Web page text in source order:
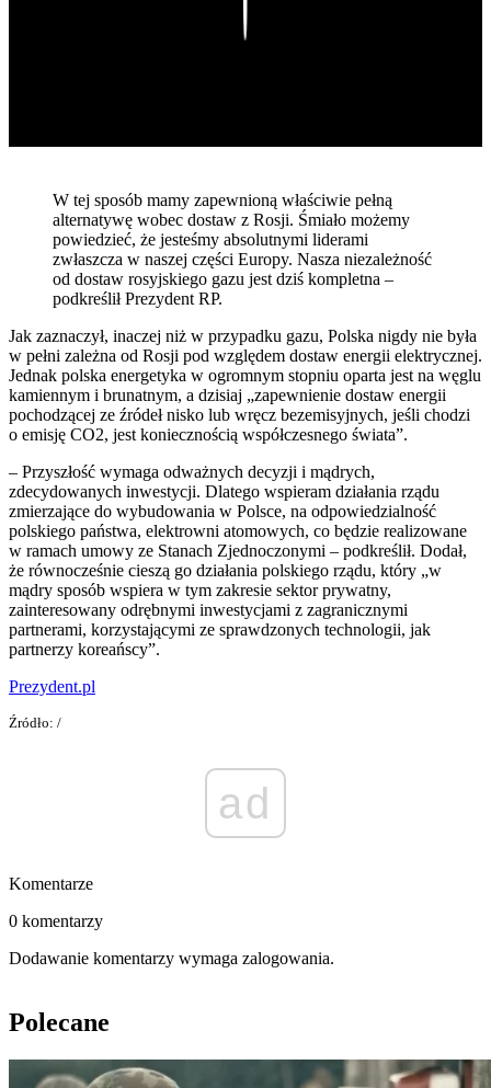
W tej sposób mamy zapewnioną właściwie pełną
alternatywę wobec dostaw z Rosji. Śmiało możemy
powiedzieć, że jesteśmy absolutnymi liderami
zwłaszcza w naszej części Europy. Nasza niezależność
od dostaw rosyjskiego gazu jest dziś kompletna –
podkreślił Prezydent RP.
Jak zaznaczył, inaczej niż w przypadku gazu, Polska nigdy nie była
w pełni zależna od Rosji pod względem dostaw energii elektrycznej.
Jednak polska energetyka w ogromnym stopniu oparta jest na węglu
kamiennym i brunatnym, a dzisiaj „zapewnienie dostaw energii
pochodzącej ze źródeł nisko lub wręcz bezemisyjnych, jeśli chodzi
o emisję CO2, jest koniecznością współczesnego świata”.
– Przyszłość wymaga odważnych decyzji i mądrych,
zdecydowanych inwestycji. Dlatego wspieram działania rządu
zmierzające do wybudowania w Polsce, na odpowiedzialność
polskiego państwa, elektrowni atomowych, co będzie realizowane
w ramach umowy ze Stanach Zjednoczonymi – podkreślił. Dodał,
że równocześnie cieszą go działania polskiego rządu, który „w
mądry sposób wspiera w tym zakresie sektor prywatny,
zainteresowany odrębnymi inwestycjami z zagranicznymi
partnerami, korzystającymi ze sprawdzonych technologii, jak
partnerzy koreańscy”.
Prezydent.pl
Źródło: /
ad
Komentarze
0 komentarzy
Dodawanie komentarzy wymaga zalogowania.
Polecane